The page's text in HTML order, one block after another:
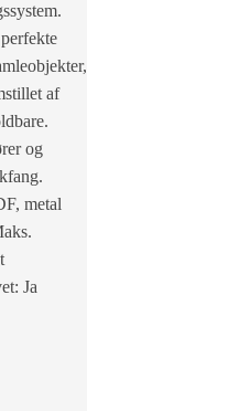
af
og
metal
Ja